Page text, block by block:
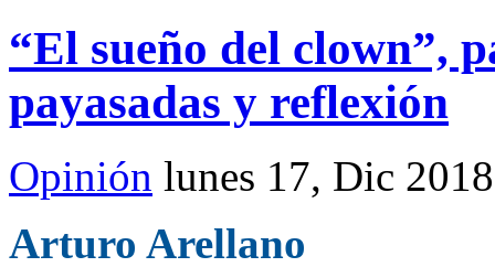
“El sueño del clown”,
payasadas y reflexión
Opinión lunes 17, Dic 2018
Arturo Arellano